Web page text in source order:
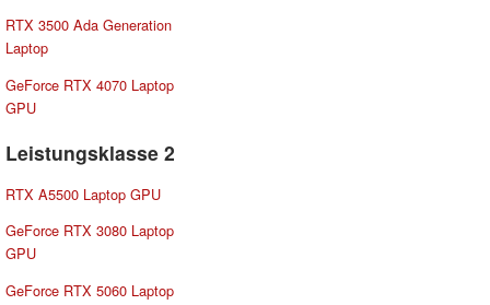
RTX 3500 Ada Generation
Laptop
GeForce RTX 4070 Laptop
GPU
Leistungsklasse 2
RTX A5500 Laptop GPU
GeForce RTX 3080 Laptop
GPU
GeForce RTX 5060 Laptop